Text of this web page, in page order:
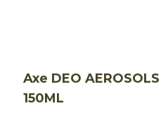
Axe DEO
150ML